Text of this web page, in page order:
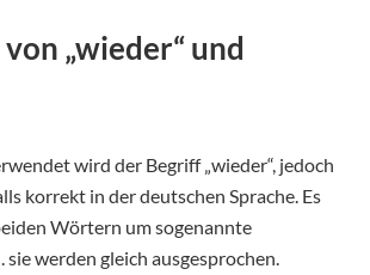
„wieder“ und
wird der Begriff „wieder“, jedoch
korrekt in der deutschen Sprache. Es
Wörtern um sogenannte
sie werden gleich ausgesprochen.